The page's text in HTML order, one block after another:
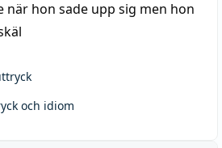
när hon sade upp sig men hon
och idiom